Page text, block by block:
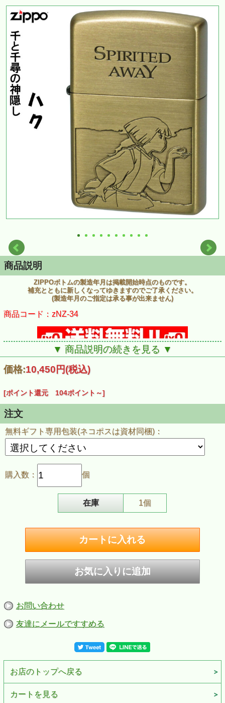
商品説明
ZIPPOボトムの製造年月は掲載開始時点のものです。
補充とともに新しくなってゆきますのでご了承ください。
(製造年月のご指定は承る事が出来ません)
商品コード：zNZ-34
ZIPPO/スタジオジブリ ジッポー オイルライター アニメ 映画 千と千尋の
神隠し ハク 龍
歴代のジブリアニメをモチーフにした、スタジオジブリコレクションの
映画《千と千尋の神隠し》 のハクのデザイン。
真鍮の本体の両面に表現されています。
ジブリの世界感たっぷりで、ジブリファン必見のＺＩＰＰＯライターで
す。
誕生日、記念日、バレンタインなどのお祝い、ギフト、プレゼントにも
▼ 商品説明の続きを見る ▼
価格:10,450円(税込)
[ポイント還元 104ポイント～]
注文
無料ギフト専用包装(ネコポスは資材同梱)：
購入数： 個
在庫 1個
お問い合わせ
友達にメールですすめる
お店のトップへ戻る
カートを見る